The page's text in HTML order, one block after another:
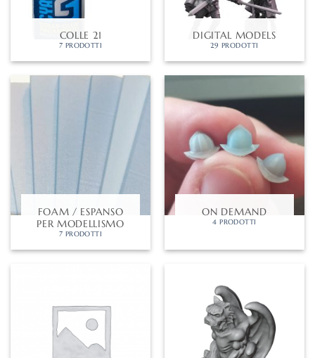
COLLE 21
7 PRODOTTI
DIGITAL MODELS
29 PRODOTTI
FOAM / ESPANSO
PER MODELLISMO
7 PRODOTTI
ON DEMAND
4 PRODOTTI